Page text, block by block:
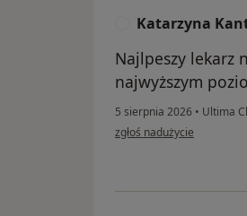
Katarzyna
Najlpeszy lekarz
najwyższym
5 sierpnia 2026 • Ultima
w opinii użytkownika
zgłoś nadużycie